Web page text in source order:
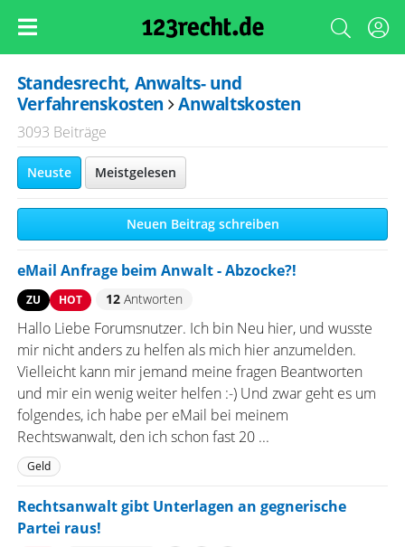
Standesrecht, Anwalts- und
Verfahrenskosten
Anwaltskosten
3093 Beiträge
Neuste Meistgelesen
Neuen Beitrag schreiben
eMail Anfrage beim Anwalt - Abzocke?!
ZU HOT 12Antworten
Hallo Liebe Forumsnutzer. Ich bin Neu hier, und wusste
mir nicht anders zu helfen als mich hier anzumelden.
Vielleicht kann mir jemand meine fragen Beantworten
und mir ein wenig weiter helfen :-) Und zwar geht es um
folgendes, ich habe per eMail bei meinem
Rechtswanwalt, den ich schon fast 20 ...
Geld
Rechtsanwalt gibt Unterlagen an gegnerische
Partei raus!